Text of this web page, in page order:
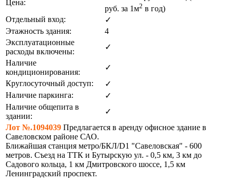
Цена:
руб. за 1м2 в год)
Отдельный вход:
✓
Этажность здания:
4
Эксплуатационные
расходы включены:
✓
Наличие
кондиционирования:
✓
Круглосуточный доступ:
✓
Наличие паркинга:
✓
Наличие общепита в
здании:
✓
Лот №.1094039 Предлагается в аренду офисное здание в
Савеловском районе САО.
Ближайшая станция метро/БКЛ/D1 "Савеловская" - 600
метров. Съезд на ТТК и Бутырскую ул. - 0,5 км, 3 км до
Садового кольца, 1 км Дмитровского шоссе, 1,5 км
Ленинградский проспект.